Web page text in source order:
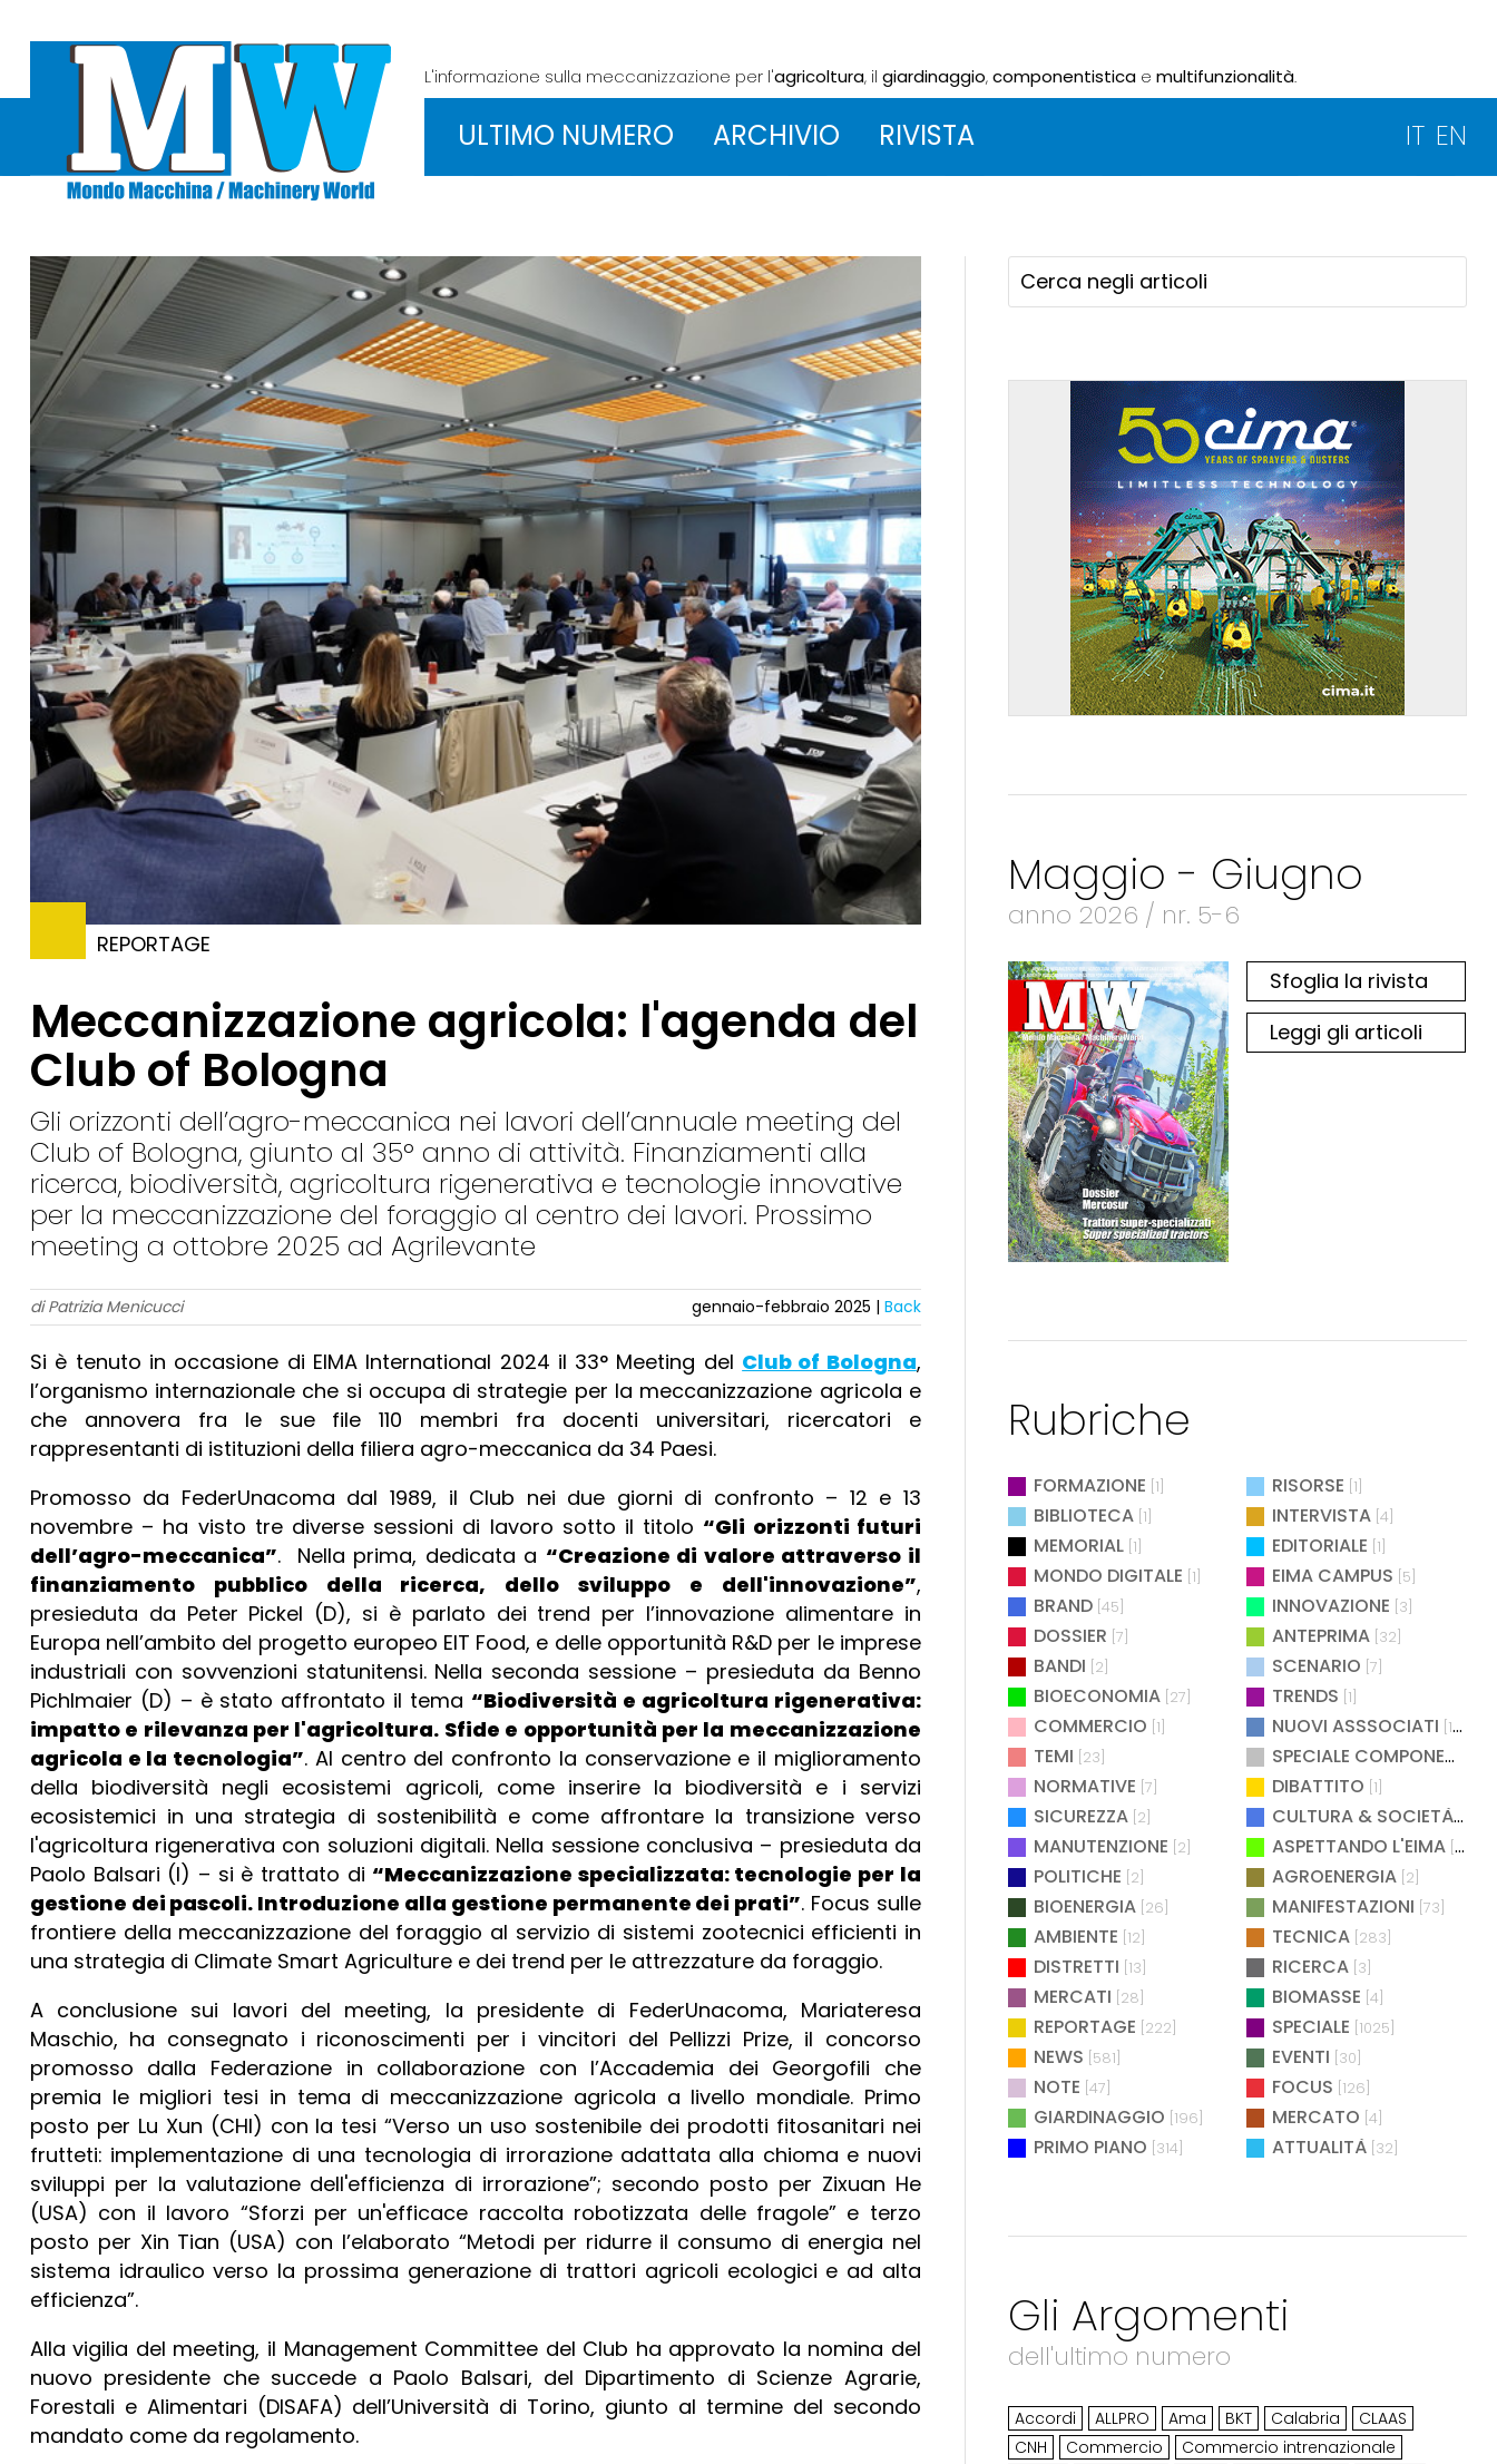
L'informazione sulla meccanizzazione per l'agricoltura, il giardinaggio,componentisticae multifunzionalità.
ULTIMO NUMERO ARCHIVIO RIVISTA IT EN
REPORTAGE
Meccanizzazione agricola: l'agenda del
Club of Bologna
Gli orizzonti dell’agro-meccanica nei lavori dell’annuale meeting del
Club of Bologna, giunto al 35° anno di attività. Finanziamenti alla
ricerca, biodiversità, agricoltura rigenerativa e tecnologie innovative
per la meccanizzazione del foraggio al centro dei lavori. Prossimo
meeting a ottobre 2025 ad Agrilevante
di Patrizia Menicucci gennaio-febbraio 2025 | Back
Si è tenuto in occasione di EIMA International 2024 il 33° Meeting del Club of Bologna,
l’organismo internazionale che si occupa di strategie per la meccanizzazione agricola e
che annovera fra le sue file 110 membri fra docenti universitari, ricercatori e
rappresentanti di istituzioni della filiera agro-meccanica da 34 Paesi.
Promosso da FederUnacoma dal 1989, il Club nei due giorni di confronto – 12 e 13
novembre – ha visto tre diverse sessioni di lavoro sotto il titolo “Gli orizzonti futuri
dell’agro-meccanica”. Nella prima, dedicata a “Creazione di valore attraverso il
finanziamento pubblico della ricerca, dello sviluppo e dell'innovazione”,
presieduta da Peter Pickel (D), si è parlato dei trend per l’innovazione alimentare in
Europa nell’ambito del progetto europeo EIT Food, e delle opportunità R&D per le imprese
industriali con sovvenzioni statunitensi. Nella seconda sessione – presieduta da Benno
Pichlmaier (D) – è stato affrontato il tema “Biodiversità e agricoltura rigenerativa:
impatto e rilevanza per l'agricoltura. Sfide e opportunità per la meccanizzazione
agricola e la tecnologia”. Al centro del confronto la conservazione e il miglioramento
della biodiversità negli ecosistemi agricoli, come inserire la biodiversità e i servizi
ecosistemici in una strategia di sostenibilità e come affrontare la transizione verso
l'agricoltura rigenerativa con soluzioni digitali. Nella sessione conclusiva – presieduta da
Paolo Balsari (I) – si è trattato di “Meccanizzazione specializzata: tecnologie per la
gestione dei pascoli. Introduzione alla gestione permanente dei prati”. Focus sulle
frontiere della meccanizzazione del foraggio al servizio di sistemi zootecnici efficienti in
una strategia di Climate Smart Agriculture e dei trend per le attrezzature da foraggio.
A conclusione sui lavori del meeting, la presidente di FederUnacoma, Mariateresa
Maschio, ha consegnato i riconoscimenti per i vincitori del Pellizzi Prize, il concorso
promosso dalla Federazione in collaborazione con l’Accademia dei Georgofili che
premia le migliori tesi in tema di meccanizzazione agricola a livello mondiale. Primo
posto per Lu Xun (CHI) con la tesi “Verso un uso sostenibile dei prodotti fitosanitari nei
frutteti: implementazione di una tecnologia di irrorazione adattata alla chioma e nuovi
sviluppi per la valutazione dell'efficienza di irrorazione”; secondo posto per Zixuan He
(USA) con il lavoro “Sforzi per un'efficace raccolta robotizzata delle fragole” e terzo
posto per Xin Tian (USA) con l’elaborato “Metodi per ridurre il consumo di energia nel
sistema idraulico verso la prossima generazione di trattori agricoli ecologici e ad alta
efficienza”.
Alla vigilia del meeting, il Management Committee del Club ha approvato la nomina del
nuovo presidente che succede a Paolo Balsari, del Dipartimento di Scienze Agrarie,
Forestali e Alimentari (DISAFA) dell’Università di Torino, giunto al termine del secondo
mandato come da regolamento.
Maggio - Giugno
anno 2026 / nr. 5-6
Sfoglia la rivista
Leggi gli articoli
Rubriche
FORMAZIONE [1] RISORSE [1]
BIBLIOTECA [1] INTERVISTA [4]
MEMORIAL [1] EDITORIALE [1]
MONDO DIGITALE [1] EIMA CAMPUS [5]
BRAND [45] INNOVAZIONE [3]
DOSSIER [7] ANTEPRIMA [32]
BANDI [2] SCENARIO [7]
BIOECONOMIA [27] TRENDS [1]
COMMERCIO [1] NUOVI ASSSOCIATI [15]
TEMI [23]
SPECIALE COMPONENTISTICA
NORMATIVE [7] DIBATTITO [1]
SICUREZZA [2] CULTURA & SOCIETÀ[2]
MANUTENZIONE [2] ASPETTANDO L'EIMA [4]
POLITICHE [2] AGROENERGIA [2]
BIOENERGIA [26] MANIFESTAZIONI [73]
AMBIENTE [12] TECNICA [283]
DISTRETTI [13] RICERCA [3]
MERCATI [28] BIOMASSE [4]
REPORTAGE [222] SPECIALE [1025]
NEWS [581] EVENTI [30]
NOTE [47] FOCUS [126]
GIARDINAGGIO [196] MERCATO [4]
PRIMO PIANO [314] ATTUALITÀ [32]
Gli Argomenti
dell'ultimo numero
Accordi ALLPRO Ama BKT Calabria
CLAAS
CNH
Commercio
Commercio intrenazionale